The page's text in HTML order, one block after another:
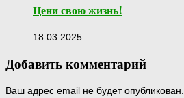
Цени свою жизнь!
18.03.2025
Добавить комментарий
Ваш адрес email не будет опубликован.